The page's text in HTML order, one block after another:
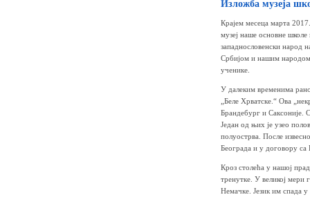
Изложба музеја
Крајем месеца марта
музеј наше основне
западнословенски народ
Србијом и нашим народом
ученике.
У далеким временима
„Беле Хрватске.“ Ова
Брандебург и Саксоније.
Један од њих је узео
полуострва. После
Београда и у договору са
Кроз столећа у нашој
тренутке. У великој мери
Немачке. Језик им спада